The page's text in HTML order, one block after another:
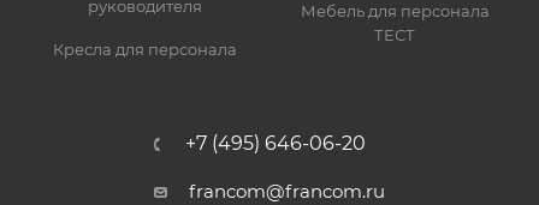
руководителя
Кресла для персонала
Мебель для персонала
ТЕСТ
+7 (495) 646-06-20
francom@francom.ru